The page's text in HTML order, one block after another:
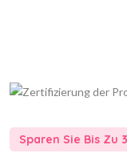
Sparen Sie Bis Zu